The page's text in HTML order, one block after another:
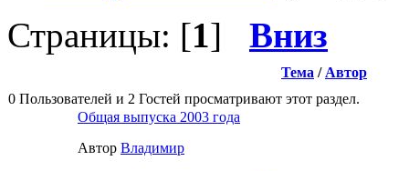
Страницы: [1] Вниз
Тема / Автор
0 Пользователей и 2 Гостей просматривают этот раздел.
Общая выпуска 2003 года
Автор Влaдимир